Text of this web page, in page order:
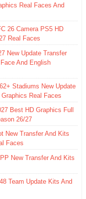
Real Faces And
26 Camera PS5 HD
Real Faces
New Update Transfer
And English
Stadiums New Update
Real Faces
Best HD Graphics Full
26/27
New Transfer And Kits
Faces
New Transfer And Kits
Team Update Kits And